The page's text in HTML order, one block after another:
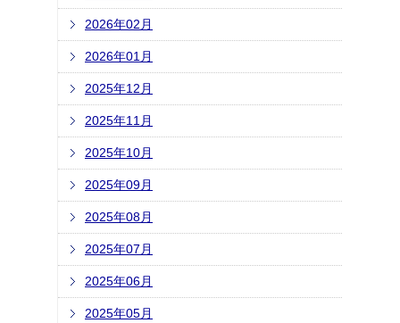
2026年02月
2026年01月
2025年12月
2025年11月
2025年10月
2025年09月
2025年08月
2025年07月
2025年06月
2025年05月